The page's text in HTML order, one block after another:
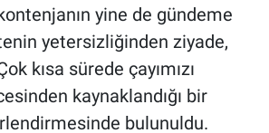
yine de gündeme
yetersizliğinden ziyade,
kısa sürede çayımızı
kaynaklandığı bir
bulunuldu.